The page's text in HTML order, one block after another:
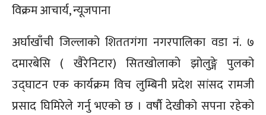
विक्रम आचार्य, न्यूजपाना
अर्घाखाँची जिल्लाको शिततगंगा नगरपालिका वडा नं. ७
दमारबेसि ( खैरेनिटार) सितखोलाको झोलुङ्गे पुलको
उद्घाटन एक कार्यक्रम विच लुम्बिनी प्रदेश सांसद रामजी
प्रसाद घिमिरेले गर्नु भएको छ । वर्षौ देखीको सपना रहेको